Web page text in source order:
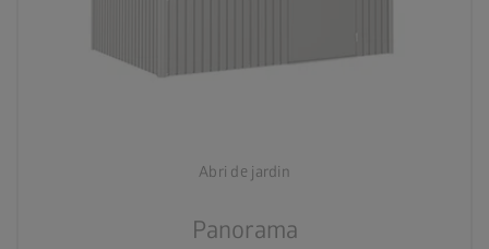
Abri de jardin
Panorama
3 couleurs
Le meilleur niveau de sécurité